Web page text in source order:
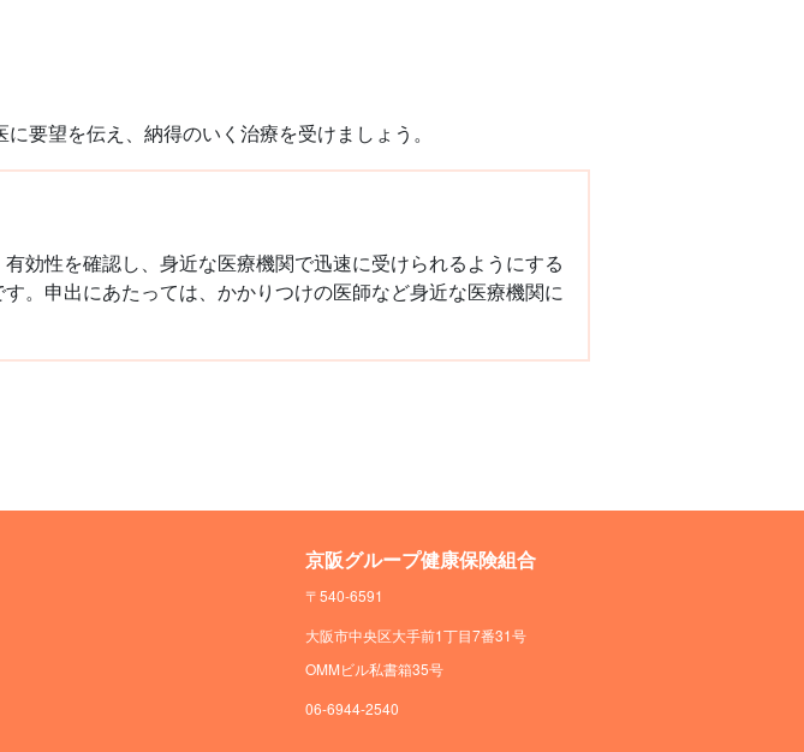
要望を伝え、納得のいく治療を受けましょう。
効性を確認し、身近な医療機関で迅速に受けられるようにする
。申出にあたっては、かかりつけの医師など身近な医療機関に
京阪グループ健康保険組合
〒540-6591
大阪市中央区大手前1丁目7番31号
OMMビル私書箱35号
06-6944-2540